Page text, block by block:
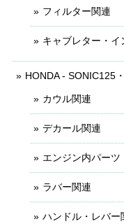
フィルター関連
キャブレター・
HONDA - SONIC125
カウル関連
デカール関連
エンジン内パーツ
ラバー関連
ハンドル・レバー